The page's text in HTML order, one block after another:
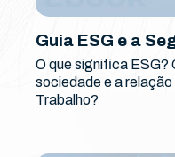
Guia ESG e a
O que significa ESG?
sociedade e a
Trabalho?